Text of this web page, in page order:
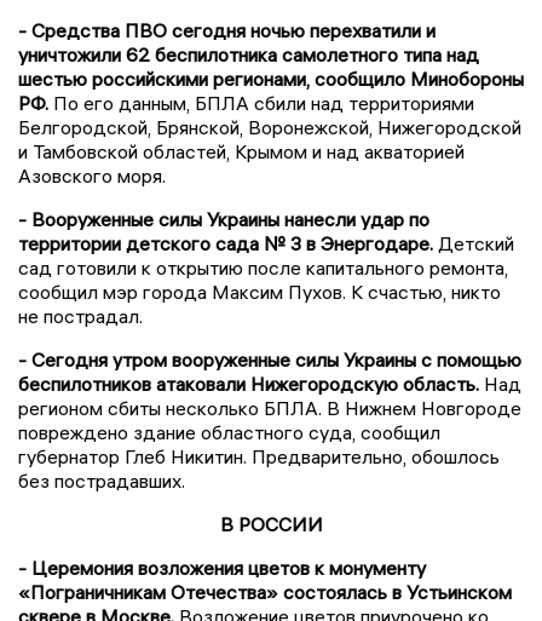
- Средства ПВО сегодня ночью перехватили и
уничтожили 62 беспилотника самолетного типа над
шестью российскими регионами, сообщило Минобороны
РФ. По его данным, БПЛА сбили над территориями
Белгородской, Брянской, Воронежской, Нижегородской
и Тамбовской областей, Крымом и над акваторией
Азовского моря.
- Вооруженные силы Украины нанесли удар по
территории детского сада № 3 в Энергодаре. Детский
сад готовили к открытию после капитального ремонта,
сообщил мэр города Максим Пухов. К счастью, никто
не пострадал.
- Сегодня утром вооруженные силы Украины с помощью
беспилотников атаковали Нижегородскую область. Над
регионом сбиты несколько БПЛА. В Нижнем Новгороде
повреждено здание областного суда, сообщил
губернатор Глеб Никитин. Предварительно, обошлось
без пострадавших.
В РОССИИ
- Церемония возложения цветов к монументу
«Пограничникам Отечества» состоялась в Устьинском
сквере в Москве. Возложение цветов приурочено ко